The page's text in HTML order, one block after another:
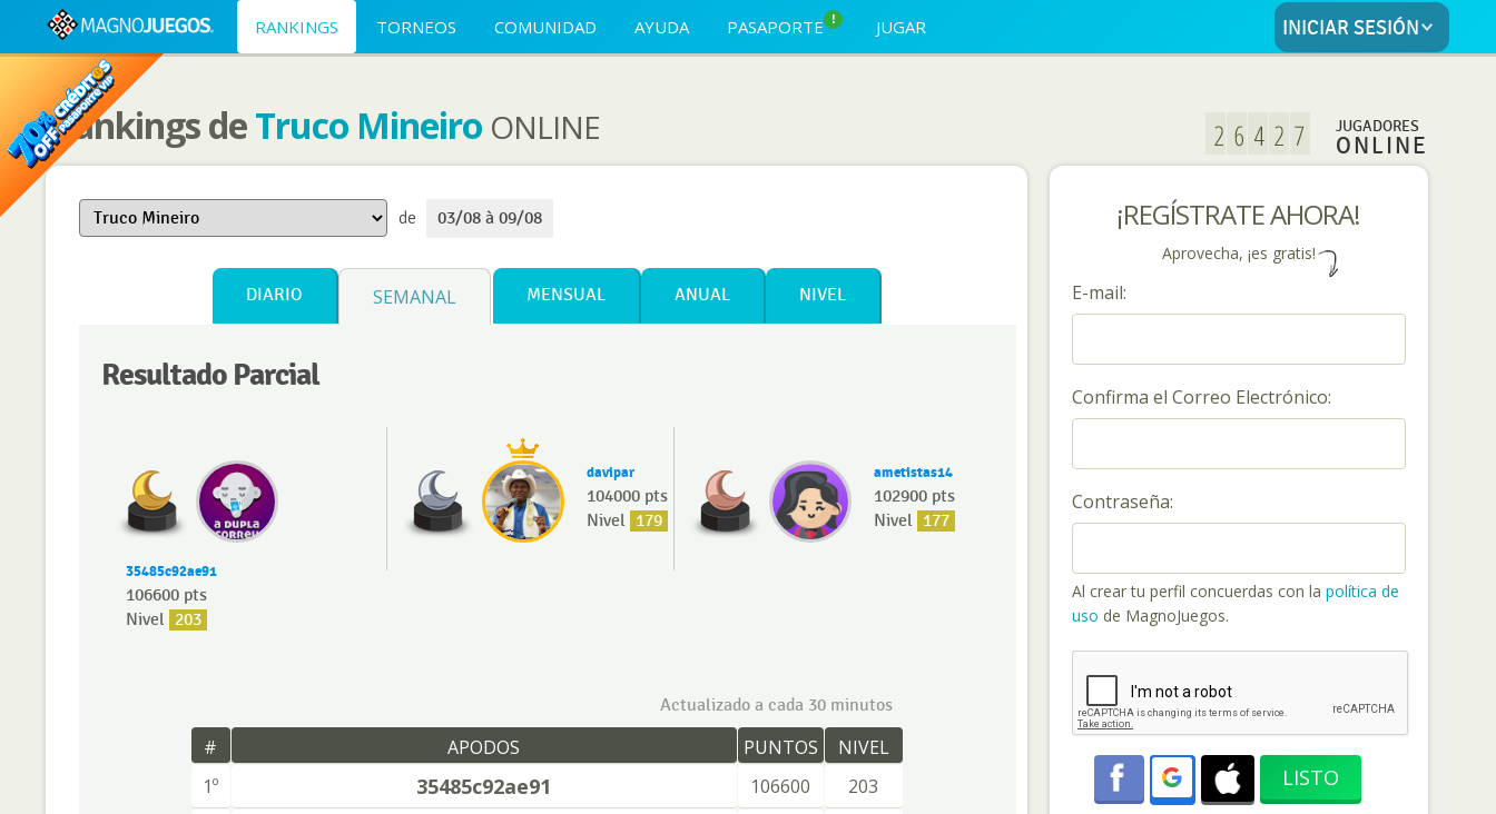
RANKINGS TORNEOS COMUNIDAD AYUDA PASAPORTE ! JUGAR INICIAR SESIÓN
Rankings deTruco Mineiro ONLINE
de 03/08 à 09/08
DIARIO SEMANAL MENSUAL ANUAL NIVEL
Resultado Parcial
35485c92ae91
106600 pts
Nivel 203
davipar
104000 pts
Nivel 179
ametistas14
102900 pts
Nivel 177
Actualizado a cada 30 minutos
# APODOS PUNTOS
NIVEL
1º
35485c92ae91 106600
203
JUGADORES
ONLINE
¡REGÍSTRATE AHORA!
Aprovecha, ¡es gratis!
E-mail:
Confirma el Correo Electrónico:
Contraseña:
Al crear tu perfil concuerdas con la política de
uso de MagnoJuegos.